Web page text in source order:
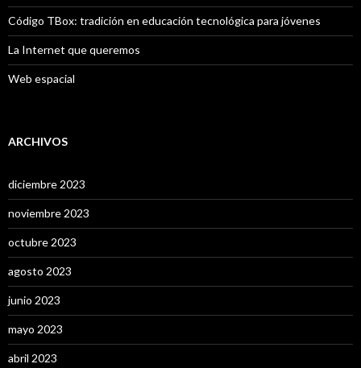
Código TBox: tradición en educación tecnológica para jóvenes
La Internet que queremos
Web espacial
ARCHIVOS
diciembre 2023
noviembre 2023
octubre 2023
agosto 2023
junio 2023
mayo 2023
abril 2023